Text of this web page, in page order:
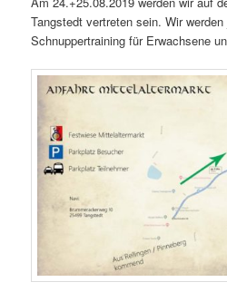
Tangstedt vertreten sein. Wir werden
Schnuppertraining für Erwachsene